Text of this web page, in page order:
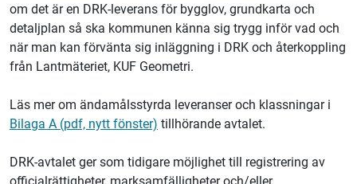
om det är en DRK-leverans för bygglov, grundkarta och
detaljplan så ska kommunen känna sig trygg inför vad och
när man kan förvänta sig inläggning i DRK och återkoppling
från Lantmäteriet, KUF Geometri.
Läs mer om ändamålsstyrda leveranser och klassningar i
Bilaga A (pdf, nytt fönster) tillhörande avtalet.
DRK-avtalet ger som tidigare möjlighet till registrering av